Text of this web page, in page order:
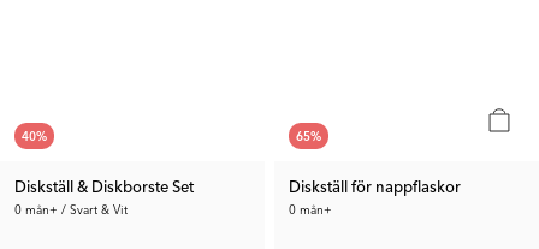
40%
Diskställ & Diskborste Set
0 mån+ / Svart & Vit
65%
Diskställ för nappflaskor
0 mån+